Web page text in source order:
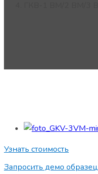
Узнать стоимость
Запросить демо образец